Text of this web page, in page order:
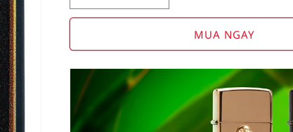
quantity
American
Stamp
on
Flag
quantity
American
Stamp
MUA NGAY